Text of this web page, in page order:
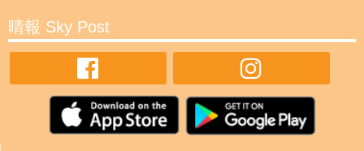
晴報 Sky Post